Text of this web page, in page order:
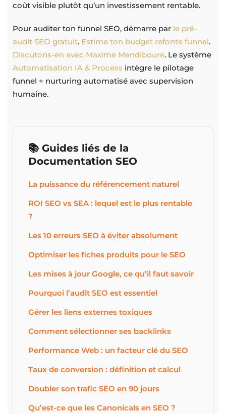
coût visible plutôt qu’un investissement rentable.
Pour auditer ton funnel SEO, démarre par le pré-
audit SEO gratuit. Estime ton budget refonte funnel.
Discutons-en avec Maxime Mendiboure. Le système
Automatisation IA & Process intègre le pilotage
funnel + nurturing automatisé avec supervision
humaine.
📚 Guides liés de la
Documentation SEO
La puissance du référencement naturel
ROI SEO vs SEA : lequel est le plus rentable
?
Les 10 erreurs SEO à éviter absolument
Optimiser les fiches produits pour le SEO
Les mises à jour Google, ce qu’il faut savoir
Pourquoi l’audit SEO est essentiel
Gérer les liens externes toxiques
Comment sélectionner ses backlinks
Performance Web : un facteur clé du SEO
Taux de conversion : définition et calcul
Doubler son trafic SEO en 90 jours
Qu’est-ce que les Canonicals en SEO ?